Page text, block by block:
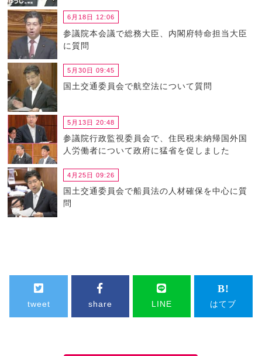
6月18日 12:06
参議院本会議で総務大臣、内閣府特命担当大臣
に質問
5月30日 09:45
国土交通委員会で航空法について質問
5月13日 20:48
参議院行政監視委員会で、住民税未納帰国外国
人労働者について政府に猛省を促しました
4月25日 09:26
国土交通委員会で船員法の人材確保を中心に質
問
tweet share LINE はてブ